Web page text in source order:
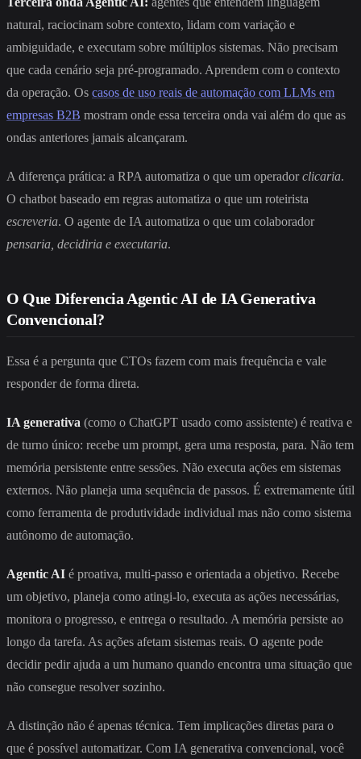
natural, raciocinam sobre contexto, lidam com variação e
ambiguidade, e executam sobre múltiplos sistemas. Não precisam
que cada cenário seja pré-programado. Aprendem com o contexto
da operação. Os casos de uso reais de automação com LLMs em
empresas B2B mostram onde essa terceira onda vai além do que as
ondas anteriores jamais alcançaram.
A diferença prática: a RPA automatiza o que um operadorclicaria.
O chatbot baseado em regras automatiza o que um roteirista
escreveria. O agente de IA automatiza o que um colaborador
pensaria, decidiria e executaria.
O Que Diferencia Agentic AI de IA Generativa
Convencional?
Essa é a pergunta que CTOs fazem com mais frequência e vale
responder de forma direta.
IA generativa (como o ChatGPT usado como assistente) é reativa e
de turno único: recebe um prompt, gera uma resposta, para. Não tem
memória persistente entre sessões. Não executa ações em sistemas
externos. Não planeja uma sequência de passos. É extremamente útil
como ferramenta de produtividade individual mas não como sistema
autônomo de automação.
Agentic AI é proativa, multi-passo e orientada a objetivo. Recebe
um objetivo, planeja como atingi-lo, executa as ações necessárias,
monitora o progresso, e entrega o resultado. A memória persiste ao
longo da tarefa. As ações afetam sistemas reais. O agente pode
decidir pedir ajuda a um humano quando encontra uma situação que
não consegue resolver sozinho.
A distinção não é apenas técnica. Tem implicações diretas para o
que é possível automatizar. Com IA generativa convencional, você